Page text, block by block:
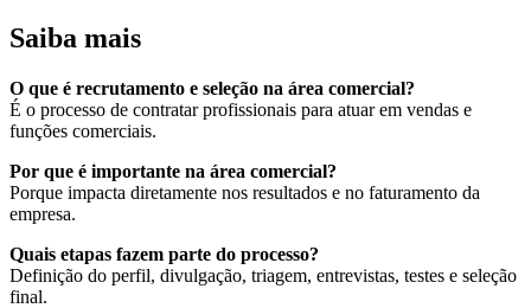
Saiba mais
O que é recrutamento e seleção na área comercial?
É o processo de contratar profissionais para atuar em vendas e
funções comerciais.
Por que é importante na área comercial?
Porque impacta diretamente nos resultados e no faturamento da
empresa.
Quais etapas fazem parte do processo?
Definição do perfil, divulgação, triagem, entrevistas, testes e seleção
final.